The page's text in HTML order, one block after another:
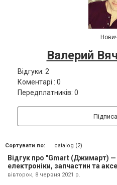
Валерий
Відгуки: 2
Коментарі : 0
Передплатників: 0
Сортувати по: catalog (2)
Відгук про "Gmart (Джимарт) —
електроніки, запчастин та
вівторок, 8 червня 2021 р.